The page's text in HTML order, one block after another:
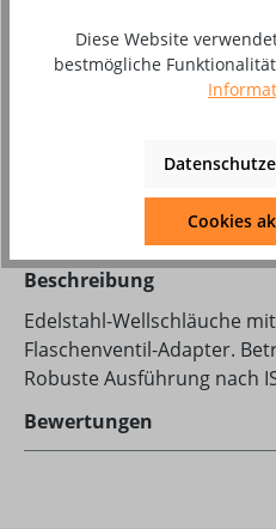
Produkt Anzahl:
Beschreibung
Edelstahl-Wellschläuche
Flaschenventil-Adapter.
Robuste Ausführung nach
Bewertungen
Diese Website
bestmögliche
Cookies